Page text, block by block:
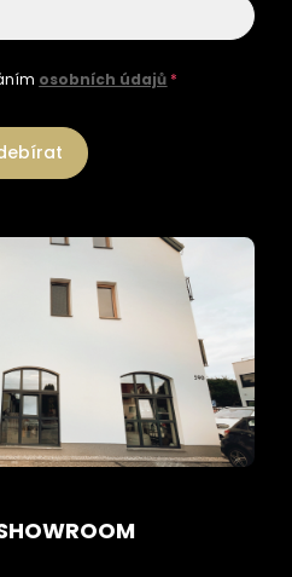
osobních údajů *